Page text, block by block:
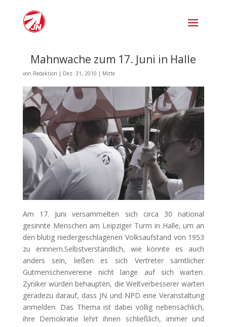
Mahnwache zum 17. Juni in Halle
von Redaktion | Dez. 31, 2010 | Mitte
Am 17. Juni versammelten sich circa 30 national
gesinnte Menschen am Leipziger Turm in Halle, um an
den blutig niedergeschlagenen Volksaufstand von 1953
zu erinnern.Selbstverständlich, wie könnte es auch
anders sein, ließen es sich Vertreter sämtlicher
Gutmenschenvereine nicht lange auf sich warten.
Zyniker würden behaupten, die Weltverbesserer warten
geradezu darauf, dass JN und NPD eine Veranstaltung
anmelden. Das Thema ist dabei völlig nebensächlich,
ihre Demokratie lehrt ihnen schließlich, immer und